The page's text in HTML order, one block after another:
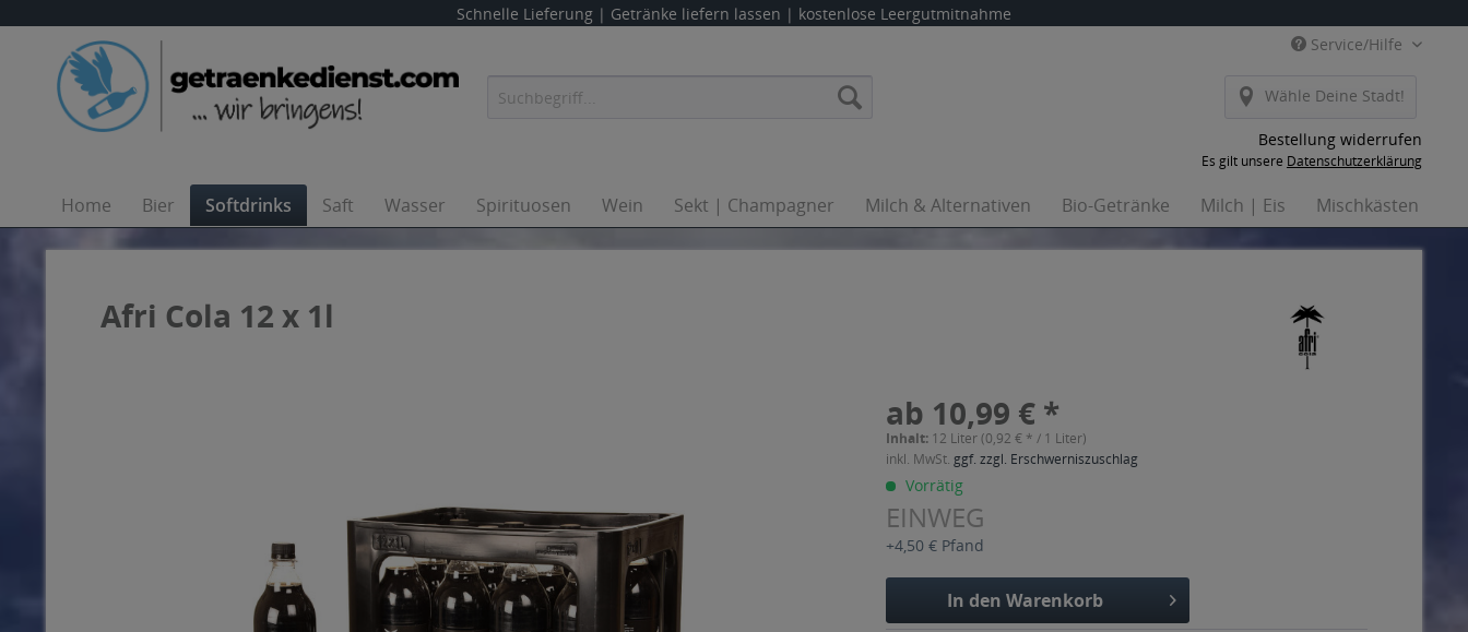
Schnelle Lieferung | Getränke liefern lassen | kostenlose Leergutmitnahme
Service/Hilfe
Wähle Deine Stadt!
Bestellung widerrufen
Es gilt unsere Datenschutzerklärung
Home Bier Softdrinks Saft Wasser Spirituosen Wein Sekt | Champagner Milch & Alternativen Bio-Getränke Milch | Eis Mischkästen
Afri Cola 12 x 1l
ab 10,99 € *
Inhalt: 12 Liter (0,92 € * / 1 Liter)
inkl. MwSt. ggf. zzgl. Erschwerniszuschlag
Vorrätig
EINWEG
+4,50 € Pfand
In den Warenkorb